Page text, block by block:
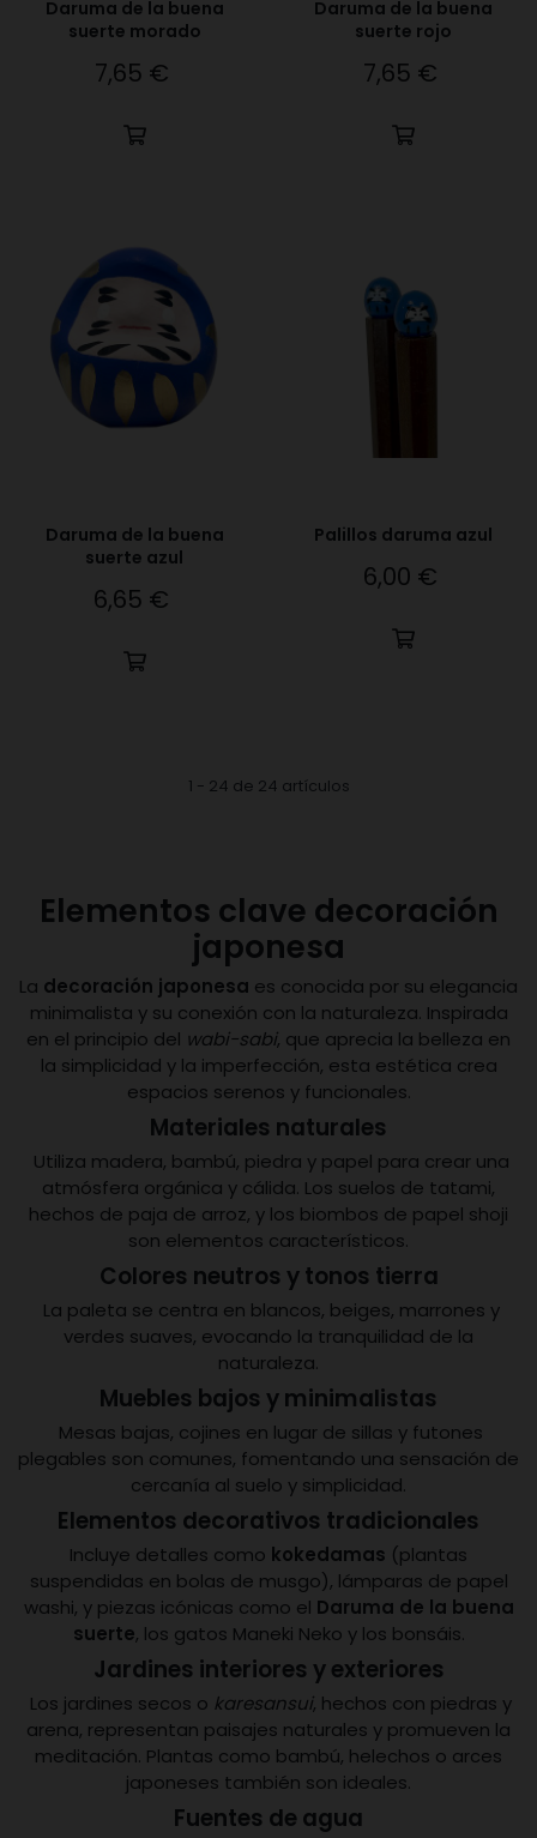
Daruma de la buena
suerte morado
Precio
7,65 €
Daruma de la buena
suerte rojo
Precio
7,65 €
Daruma de la buena
suerte azul
Precio
6,65 €
Palillos daruma azul
Precio
6,00 €
1 - 24 de 24 artículos
Elementos clave decoración
japonesa
La decoración japonesa es conocida por su elegancia
minimalista y su conexión con la naturaleza. Inspirada
en el principio del wabi-sabi, que aprecia la belleza en
la simplicidad y la imperfección, esta estética crea
espacios serenos y funcionales.
Materiales naturales
Utiliza madera, bambú, piedra y papel para crear una
atmósfera orgánica y cálida. Los suelos de tatami,
hechos de paja de arroz, y los biombos de papel shoji
son elementos característicos.
Colores neutros y tonos tierra
La paleta se centra en blancos, beiges, marrones y
verdes suaves, evocando la tranquilidad de la
naturaleza.
Muebles bajos y minimalistas
Mesas bajas, cojines en lugar de sillas y futones
plegables son comunes, fomentando una sensación de
cercanía al suelo y simplicidad.
Elementos decorativos tradicionales
Incluye detalles como kokedamas (plantas
suspendidas en bolas de musgo), lámparas de papel
washi, y piezas icónicas como el Daruma de la buena
suerte, los gatos Maneki Neko y los bonsáis.
Jardines interiores y exteriores
Los jardines secos o karesansui, hechos con piedras y
arena, representan paisajes naturales y promueven la
meditación. Plantas como bambú, helechos o arces
japoneses también son ideales.
Fuentes de agua